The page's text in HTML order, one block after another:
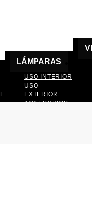
LÁMPARAS
USO INTERIOR
USO
EXTERIOR
ACCESORIOS